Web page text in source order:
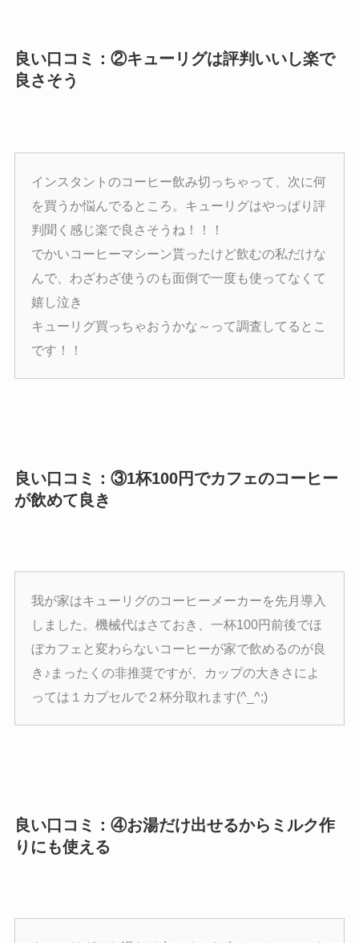
良い口コミ：②キューリグは評判いいし楽で
良さそう
インスタントのコーヒー飲み切っちゃって、次に何
を買うか悩んでるところ。キューリグはやっぱり評
判聞く感じ楽で良さそうね！！！
でかいコーヒーマシーン貰ったけど飲むの私だけな
んで、わざわざ使うのも面倒で一度も使ってなくて
嬉し泣き
キューリグ買っちゃおうかな～って調査してるとこ
です！！
良い口コミ：③1杯100円でカフェのコーヒー
が飲めて良き
我が家はキューリグのコーヒーメーカーを先月導入
しました。機械代はさておき、一杯100円前後でほ
ぼカフェと変わらないコーヒーが家で飲めるのが良
き♪まったくの非推奨ですが、カップの大きさによ
っては１カプセルで２杯分取れます(^_^;)
良い口コミ：④お湯だけ出せるからミルク作
りにも使える